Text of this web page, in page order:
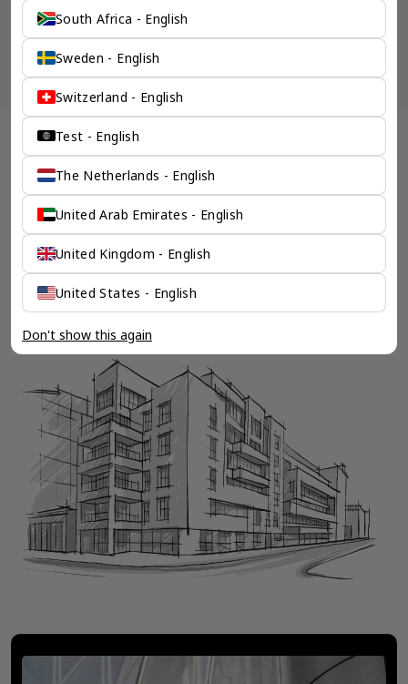
chevron_left
一个全服务咨询公司为您
保驾护航
奕资环球是您值得信赖的海外合作伙伴。我们是香港伦敦奕资
咨询有限公司的零售咨询部门，这是一家总部位于香港的全球
咨询机构，接触世界50个市场，约占全球GDP的72%。
凭借其战略优势，我们可以将客户与全球市场的机遇联系起
来，并为21个行业的客户提供服务。
了解香港伦敦奕资咨询有限公司 >
South Africa - English
Sweden - English
Switzerland - English
Test - English
The Netherlands - English
United Arab Emirates - English
United Kingdom - English
United States - English
Don't show this again